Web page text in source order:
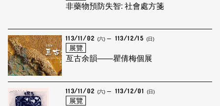
非藥物預防失智: 社會處方箋
113/11/02 (六) 113/12/15 (日)
展覽
亙古余韻——瞿倩梅個展
113/11/02 (六) 113/12/01 (日)
展覽